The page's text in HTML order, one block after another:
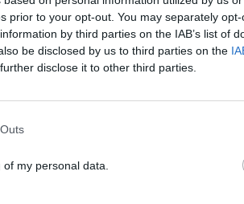
prior to your opt-out. You may separately
by third parties on the IAB’s list of
be disclosed by us to third parties on the
disclose it to other third parties.
my personal data.